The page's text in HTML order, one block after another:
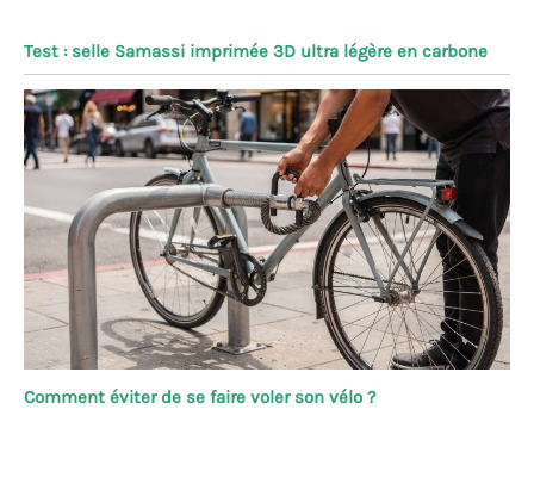
Test : selle Samassi imprimée 3D ultra légère en carbone
Comment éviter de se faire voler son vélo ?